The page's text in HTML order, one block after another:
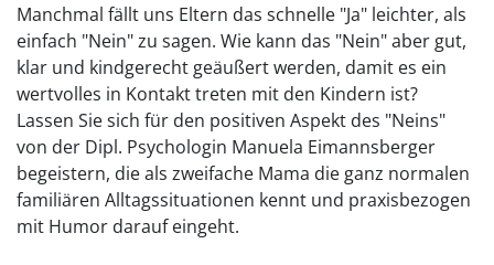
Manchmal fällt uns Eltern das schnelle "Ja" leichter, als
einfach "Nein" zu sagen. Wie kann das "Nein" aber gut,
klar und kindgerecht geäußert werden, damit es ein
wertvolles in Kontakt treten mit den Kindern ist?
Lassen Sie sich für den positiven Aspekt des "Neins"
von der Dipl. Psychologin Manuela Eimannsberger
begeistern, die als zweifache Mama die ganz normalen
familiären Alltagssituationen kennt und praxisbezogen
mit Humor darauf eingeht.